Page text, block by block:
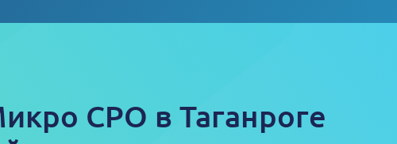
СРО в Таганроге